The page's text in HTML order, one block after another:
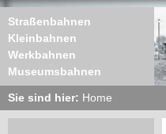
Straßenbahnen
Kleinbahnen
Werkbahnen
Museumsbahnen
Sie sind hier: Home